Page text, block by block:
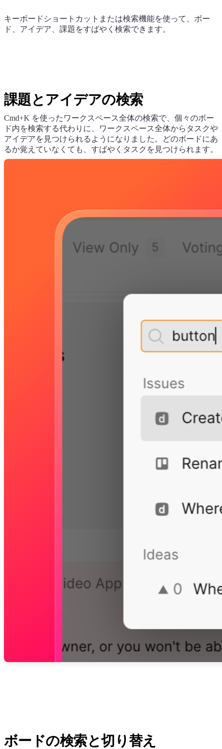
キーボードショートカットまたは検索機能を使って、ボー
ド、アイデア、課題をすばやく検索できます。
課題とアイデアの検索
Cmd+K を使ったワークスペース全体の検索で、個々のボー
ド内を検索する代わりに、ワークスペース全体からタスクや
アイデアを見つけられるようになりました。どのボードにあ
るか覚えていなくても、すばやくタスクを見つけられます。
ボードの検索と切り替え